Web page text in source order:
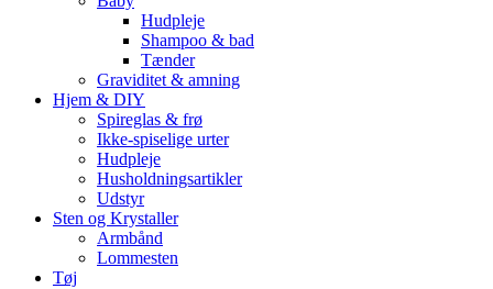
Hudpleje
Shampoo & bad
Tænder
Graviditet & amning
Hjem & DIY
Spireglas & frø
Ikke-spiselige urter
Hudpleje
Husholdningsartikler
Udstyr
Sten og Krystaller
Armbånd
Lommesten
Tøj